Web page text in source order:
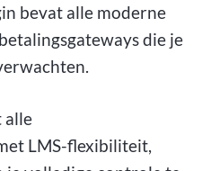
bevat alle moderne
die je
alle
LMS-flexibiliteit,